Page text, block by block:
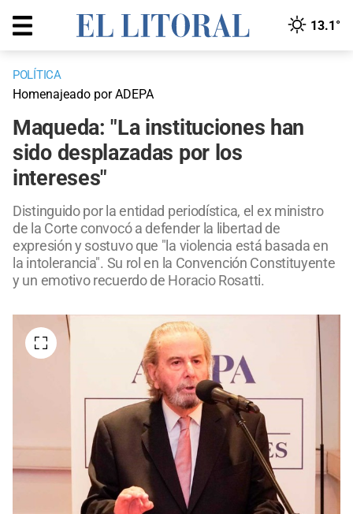
13.1°
POLÍTICA
Homenajeado por ADEPA
Maqueda: "La instituciones han
sido desplazadas por los
intereses"
Distinguido por la entidad periodística, el ex ministro
de la Corte convocó a defender la libertad de
expresión y sostuvo que "la violencia está basada en
la intolerancia". Su rol en la Convención Constituyente
y un emotivo recuerdo de Horacio Rosatti.